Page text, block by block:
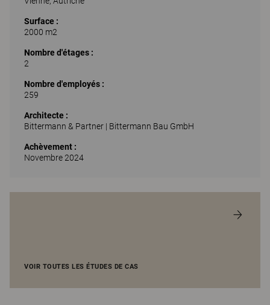
Surface :
2000 m2
Nombre d'étages :
2
Nombre d'employés :
259
Architecte :
Bittermann & Partner | Bittermann Bau GmbH
Achèvement :
Novembre 2024
VOIR TOUTES LES ÉTUDES DE CAS